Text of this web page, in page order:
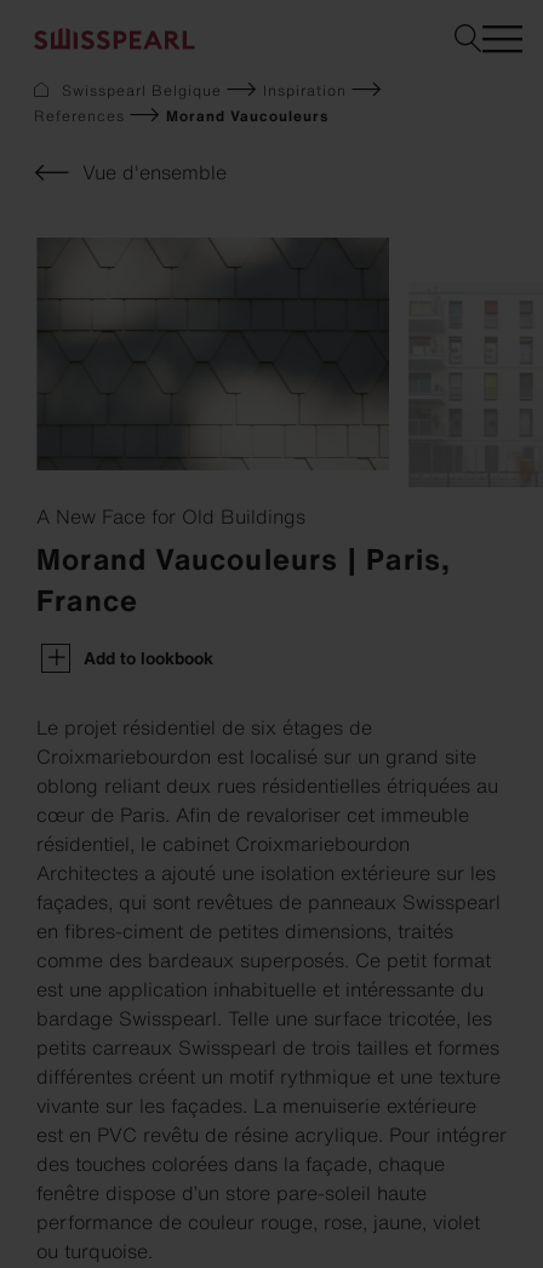
Façade
Construction
Téléchargements
Swisspearl Belgique
Inspiration
References
Morand Vaucouleurs
Vue d'ensemble
A New Face for Old Buildings
Morand Vaucouleurs | Paris,
France
Add to lookbook
Le projet résidentiel de six étages de
Croixmariebourdon est localisé sur un grand site
oblong reliant deux rues résidentielles étriquées au
cœur de Paris. Afin de revaloriser cet immeuble
résidentiel, le cabinet Croixmariebourdon
Architectes a ajouté une isolation extérieure sur les
façades, qui sont revêtues de panneaux Swisspearl
en fibres-ciment de petites dimensions, traités
comme des bardeaux superposés. Ce petit format
est une application inhabituelle et intéressante du
bardage Swisspearl. Telle une surface tricotée, les
petits carreaux Swisspearl de trois tailles et formes
différentes créent un motif rythmique et une texture
vivante sur les façades. La menuiserie extérieure
est en PVC revêtu de résine acrylique. Pour intégrer
des touches colorées dans la façade, chaque
fenêtre dispose d’un store pare-soleil haute
performance de couleur rouge, rose, jaune, violet
ou turquoise.